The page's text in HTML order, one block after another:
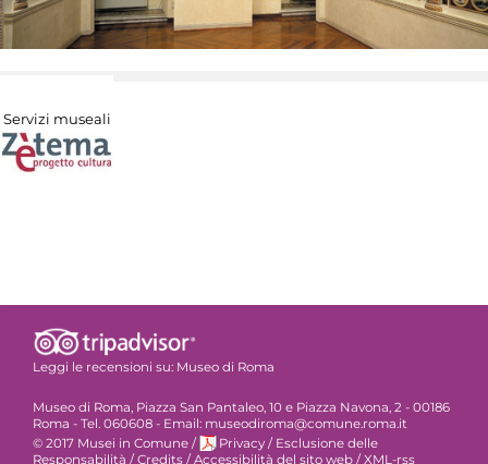
Servizi museali
Leggi le recensioni su: Museo di Roma
Museo di Roma, Piazza San Pantaleo, 10 e Piazza Navona, 2 - 00186
Roma - Tel. 060608 - Email: museodiroma@comune.roma.it
© 2017 Musei in Comune / Privacy / Esclusione delle
Responsabilità /Credits /Accessibilità del sito web /XML-rss